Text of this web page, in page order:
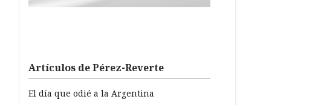
Artículos de Pérez-Reverte
El día que odié a la Argentina